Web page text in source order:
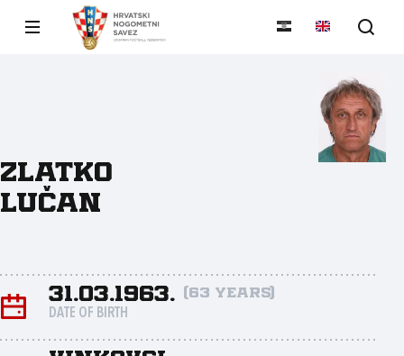
Zlatko
Lučan
31.03.1963. (63 years)
DATE OF BIRTH